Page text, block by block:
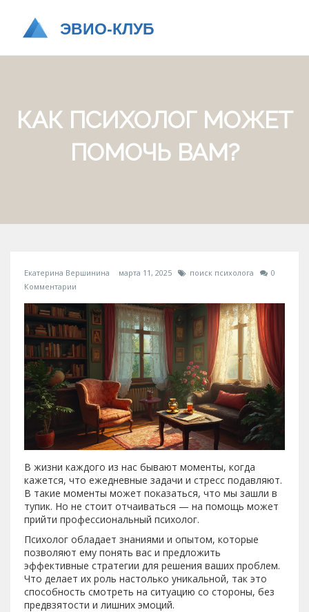
КАК ПСИХОЛОГ МОЖЕТ
ПОМОЧЬ ВАМ?
Екатерина Вершинина марта 11, 2025 поиск психолога
0
Комментарии
В жизни каждого из нас бывают моменты, когда
кажется, что ежедневные задачи и стресс подавляют.
В такие моменты может показаться, что мы зашли в
тупик. Но не стоит отчаиваться — на помощь может
прийти профессиональный психолог.
Психолог обладает знаниями и опытом, которые
позволяют ему понять вас и предложить
эффективные стратегии для решения ваших проблем.
Что делает их роль настолько уникальной, так это
способность смотреть на ситуацию со стороны, без
предвзятости и лишних эмоций.